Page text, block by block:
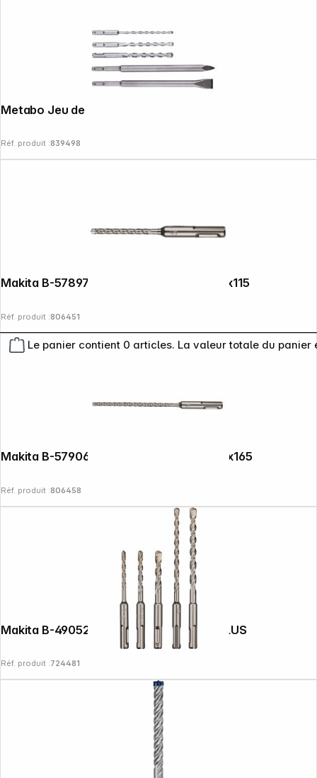
Le panier contient 0 articles. La valeur totale du panier
Réf. produit :839498
Makita B-57897 Foret NEMESIS2 SDS+ 5x115
Réf. produit :806451
Makita B-57906 Foret NEMESIS2 SDS+ 5x165
Réf. produit :806458
Makita B-49052 Jeu de 5 forets SDS-VPLUS
Réf. produit :724481